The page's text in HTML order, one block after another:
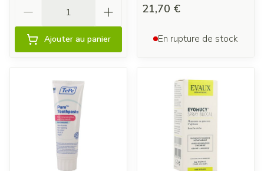
Ajouter au panier
21,70 €
En rupture de stock